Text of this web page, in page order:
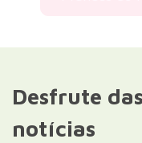
Desfrute
notícias